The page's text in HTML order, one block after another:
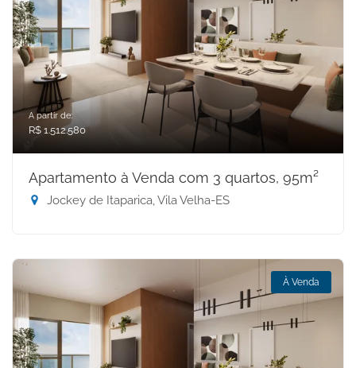
A partir de:
R$ 1.512.580
Apartamento à Venda com 3 quartos, 95m²
Jockey de Itaparica, Vila Velha-ES
À Venda